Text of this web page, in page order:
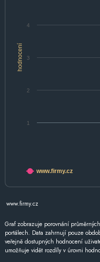
hodnocení
1
2
3
4
www.firmy.cz
www.firmy.cz
Graf zobrazuje porovnání
portálech. Data zahrnují pouze
veřejně dostupných hodnocení
umožňuje vidět rozdíly v úrovni